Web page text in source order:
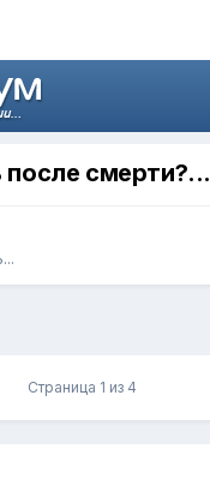
после смерти?...
Страница 1 из 4